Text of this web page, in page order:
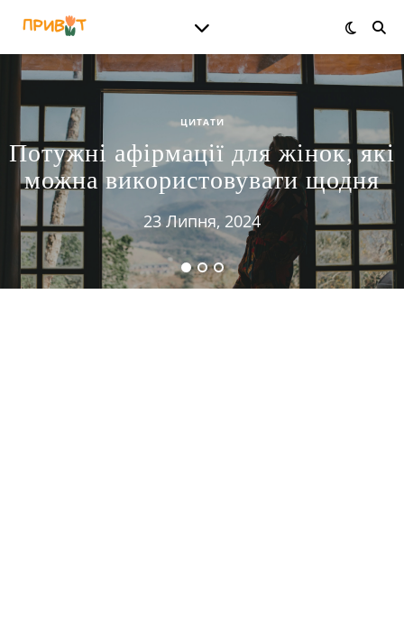
ЦИТАТИ
Потужні афірмації для жінок, які
можна використовувати щодня
23 Липня, 2024